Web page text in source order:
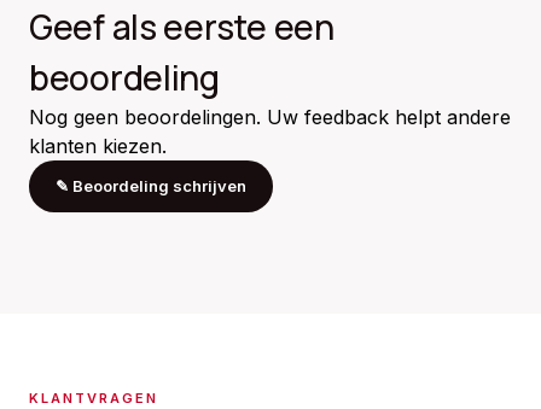
Geef als eerste een
beoordeling
Nog geen beoordelingen. Uw feedback helpt andere
klanten kiezen.
✎ Beoordeling schrijven
KLANTVRAGEN